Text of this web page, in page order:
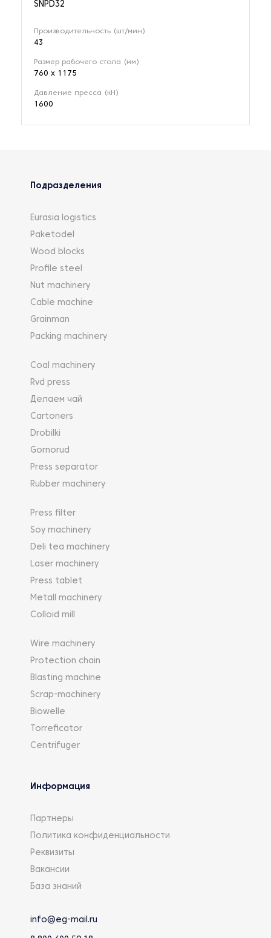
SNPD32
Производительность (шт/мин)
43
Размер рабочего стола (мм)
760 х 1175
Давление пресса (кН)
1600
Подразделения
Eurasia logistics
Paketodel
Wood blocks
Profile steel
Nut machinery
Cable machine
Grainman
Packing machinery
Coal machinery
Rvd press
Делаем чай
Cartoners
Drobilki
Gornorud
Press separator
Rubber machinery
Press filter
Soy machinery
Deli tea machinery
Laser machinery
Press tablet
Metall machinery
Colloid mill
Wire machinery
Protection chain
Blasting machine
Scrap-machinery
Biowelle
Torreficator
Centrifuger
Информация
Партнеры
Политика конфиденциальности
Реквизиты
Вакансии
База знаний
info@eg-mail.ru